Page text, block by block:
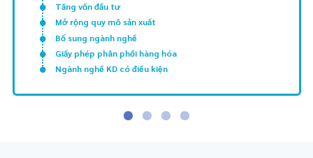
Tăng vốn đầu tư
Mở rộng quy mô sản xuất
Bổ sung ngành nghề
Giấy phép phân phối hàng hóa
Ngành nghề KD có điều kiện